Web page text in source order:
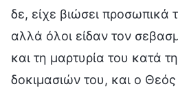
δε, είχε βιώσει προσωπικά
αλλά όλοι είδαν τον
και τη μαρτυρία του κατά
δοκιμασιών του, και ο